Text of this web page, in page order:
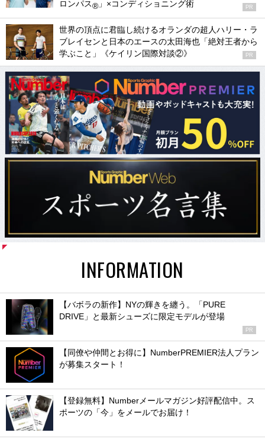
ロンパス® 」×コンディショニング術 PR
世界の頂点に君臨し続けるオランダの超人ハリー・ラ
ブレイセンと日本のエースの太田海也「絶対王者から
学ぶこと」《ケイリン国際対談②》
PR
INFORMATION
【バボラの新作】NYの輝きを纏う。「PURE
DRIVE」と最新シューズに限定モデルが登場
PR
【同僚や仲間とお得に】NumberPREMIER法人プラン
が募集スタート！
【登録無料】Numberメールマガジン好評配信中。ス
ポーツの「今」をメールでお届け！